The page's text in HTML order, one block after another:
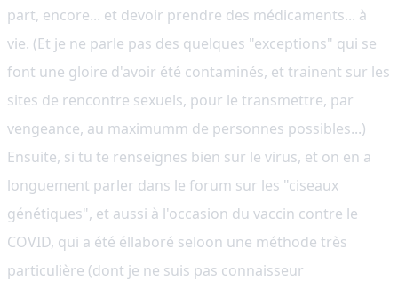
part, encore... et devoir prendre des médicaments... à
vie. (Et je ne parle pas des quelques "exceptions" qui se
font une gloire d'avoir été contaminés, et trainent sur les
sites de rencontre sexuels, pour le transmettre, par
vengeance, au maximumm de personnes possibles...)
Ensuite, si tu te renseignes bien sur le virus, et on en a
longuement parler dans le forum sur les "ciseaux
génétiques", et aussi à l'occasion du vaccin contre le
COVID, qui a été éllaboré seloon une méthode très
particulière (dont je ne suis pas connaisseur